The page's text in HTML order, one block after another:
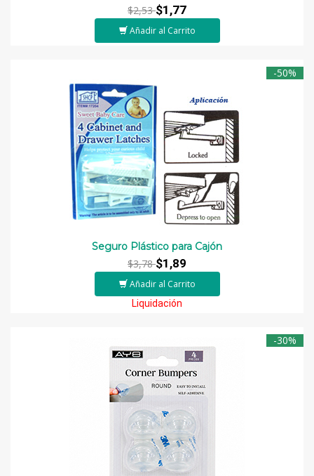
$2,53$1,77
Añadir al Carrito
-50%
Seguro Plástico para Cajón
$3,78$1,89
Añadir al Carrito
Liquidación
-30%